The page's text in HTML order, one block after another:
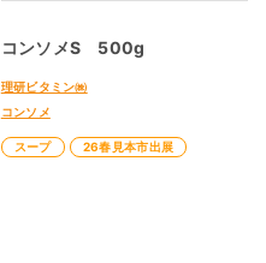
コンソメS 500g
理研ビタミン㈱
コンソメ
スープ 26春見本市出展